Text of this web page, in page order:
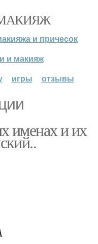
и причесок
и макияж
игры отзывы
именах и их